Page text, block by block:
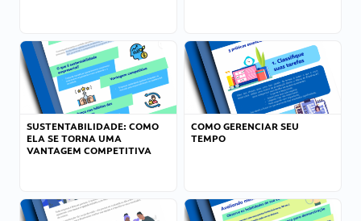
SUSTENTABILIDADE: COMO
ELA SE TORNA UMA
VANTAGEM COMPETITIVA
COMO GERENCIAR SEU
TEMPO